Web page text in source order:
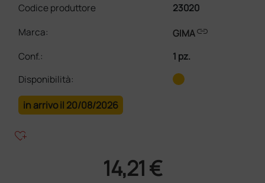
Codice produttore
23020
Marca:
GIMAlink
Conf.:
1 pz.
Disponibilità:
in arrivo il 20/08/2026
heart_plus
14,21 €